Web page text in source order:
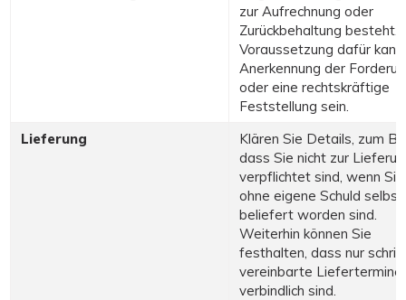
zur Aufrechnung oder
Zurückbehaltung besteht.
Voraussetzung dafür kann
Anerkennung der
oder eine rechtskräftige
Feststellung sein.
Lieferung
Klären Sie Details, zum
dass Sie nicht zur
verpflichtet sind, wenn Sie
ohne eigene Schuld selbst
beliefert worden sind.
Weiterhin können Sie
festhalten, dass nur
vereinbarte Liefertermine
verbindlich sind.